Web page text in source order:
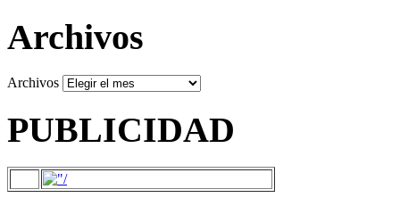
Archivos
Archivos
PUBLICIDAD